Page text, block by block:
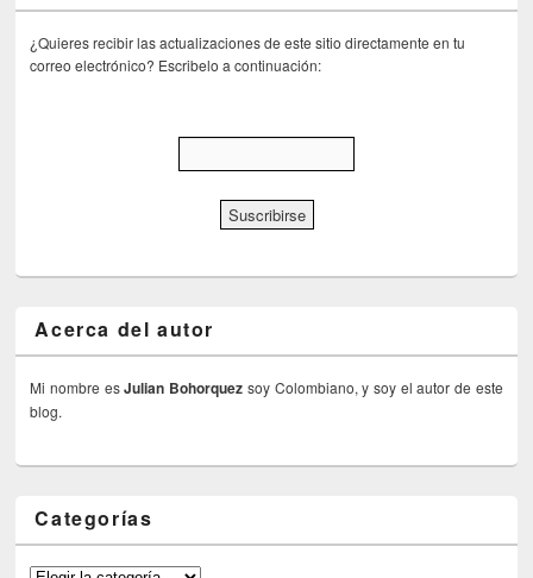
¿Quieres recibir las actualizaciones de este sitio directamente en tu
correo electrónico? Escribelo a continuación:
Acerca del autor
Mi nombre esJulian Bohorquez soy Colombiano, y soy el autor de este
blog.
Categorías